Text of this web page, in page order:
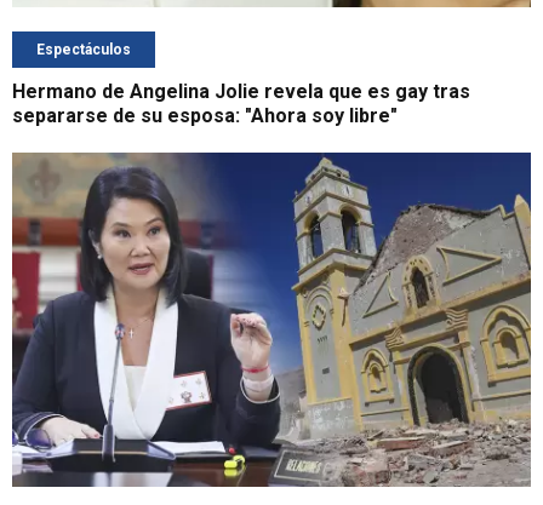
Espectáculos
Hermano de Angelina Jolie revela que es gay tras
separarse de su esposa: "Ahora soy libre"